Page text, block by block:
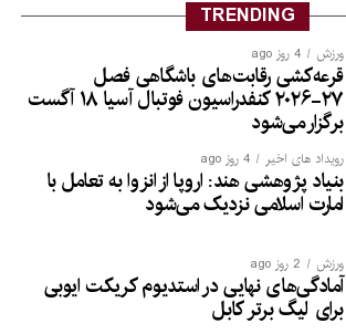
TRENDING
ورزش 4 روز ago
قرعه‌کشی رقابت‌های باشگاهی فصل
۲۷-۲۰۲۶ کنفدراسیون فوتبال آسیا ۱۸ آگست
برگزار می‌شود
رویداد های اخیر 4 روز ago
بنیاد پژوهشی هند: اروپا از انزوا به تعامل با
امارت اسلامی نزدیک می‌شود
ورزش 2 روز ago
آمادگی‌های نهایی در استدیوم کریکت ایوبی
برای لیگ برتر کابل